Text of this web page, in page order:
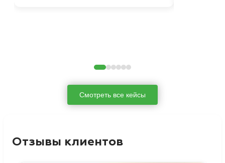
Смотреть все кейсы
Отзывы клиентов